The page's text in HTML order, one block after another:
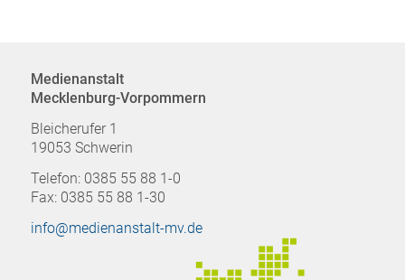
Medienanstalt
Mecklenburg-Vorpommern
Bleicherufer 1
19053 Schwerin
Telefon: 0385 55 88 1-0
Fax: 0385 55 88 1-30
info@medienanstalt-mv.de